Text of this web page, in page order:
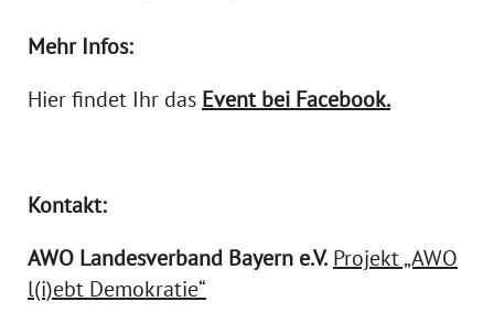
Mehr Infos:
Hier findet Ihr das Event bei Facebook.
Kontakt:
AWO Landesverband Bayern e.V. Projekt „AWO
l(i)ebt Demokratie“